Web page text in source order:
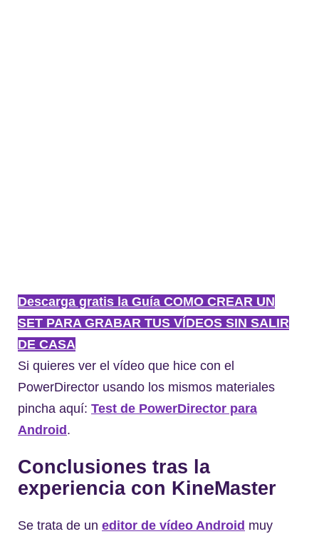
Descarga gratis la Guía COMO CREAR UN
SET PARA GRABAR TUS VÍDEOS SIN SALIR
DE CASA
Si quieres ver el vídeo que hice con el
PowerDirector usando los mismos materiales
pincha aquí: Test de PowerDirector para
Android.
Conclusiones tras la
experiencia con KineMaster
Se trata de un editor de vídeo Android muy